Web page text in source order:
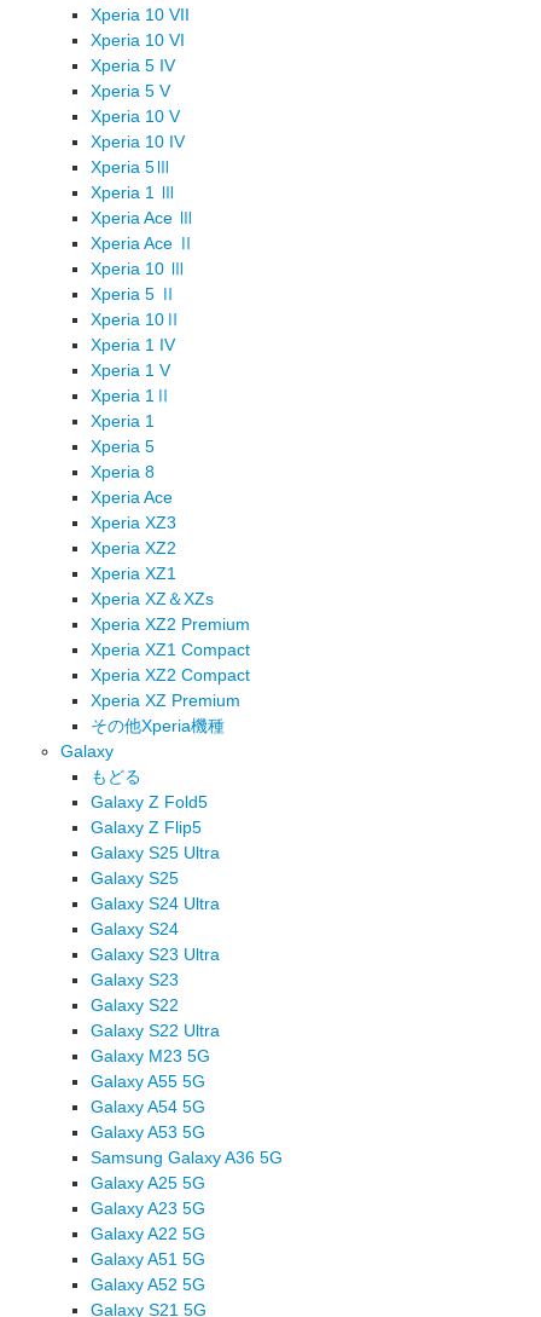
Xperia 10 VII
Xperia 10 VI
Xperia 5 IV
Xperia 5 V
Xperia 10 V
Xperia 10 IV
Xperia 5Ⅲ
Xperia 1 Ⅲ
Xperia Ace Ⅲ
Xperia Ace Ⅱ
Xperia 10 Ⅲ
Xperia 5 Ⅱ
Xperia 10Ⅱ
Xperia 1 IV
Xperia 1 V
Xperia 1Ⅱ
Xperia 1
Xperia 5
Xperia 8
Xperia Ace
Xperia XZ3
Xperia XZ2
Xperia XZ1
Xperia XZ＆XZs
Xperia XZ2 Premium
Xperia XZ1 Compact
Xperia XZ2 Compact
Xperia XZ Premium
その他Xperia機種
Galaxy
もどる
Galaxy Z Fold5
Galaxy Z Flip5
Galaxy S25 Ultra
Galaxy S25
Galaxy S24 Ultra
Galaxy S24
Galaxy S23 Ultra
Galaxy S23
Galaxy S22
Galaxy S22 Ultra
Galaxy M23 5G
Galaxy A55 5G
Galaxy A54 5G
Galaxy A53 5G
Samsung Galaxy A36 5G
Galaxy A25 5G
Galaxy A23 5G
Galaxy A22 5G
Galaxy A51 5G
Galaxy A52 5G
Galaxy S21 5G